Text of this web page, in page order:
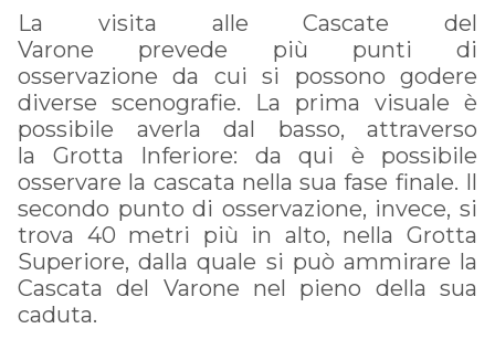
La visita alle Cascate del
Varone prevede più punti di
osservazione da cui si possono godere
diverse scenografie. La prima visuale è
possibile averla dal basso, attraverso
la Grotta Inferiore: da qui è possibile
osservare la cascata nella sua fase finale. Il
secondo punto di osservazione, invece, si
trova 40 metri più in alto, nella Grotta
Superiore, dalla quale si può ammirare la
Cascata del Varone nel pieno della sua
caduta.